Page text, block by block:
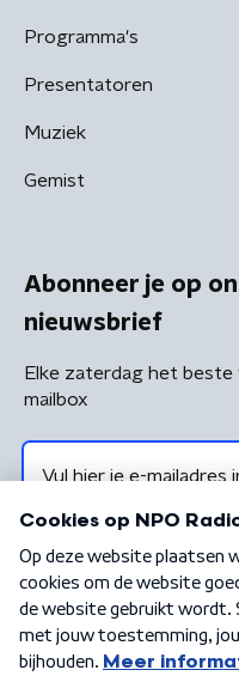
Programma's
Presentatoren
Muziek
Gemist
Abonneer je op
nieuwsbrief
Elke zaterdag het beste
mailbox
Algemene voorwaarden